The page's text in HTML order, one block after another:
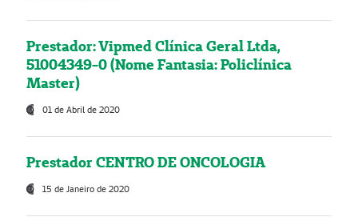
Prestador: Vipmed Clínica Geral Ltda,
51004349-0 (Nome Fantasia: Policlínica
Master)
01 de Abril de 2020
Prestador CENTRO DE ONCOLOGIA
15 de Janeiro de 2020